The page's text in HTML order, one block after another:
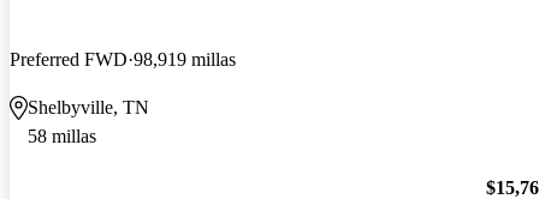
Preferred FWD 98,919 millas
Shelbyville, TN
58 millas